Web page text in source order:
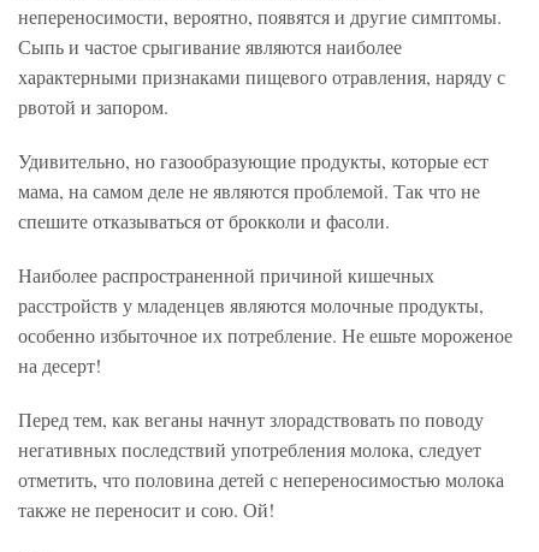
непереносимости, вероятно, появятся и другие симптомы.
Сыпь и частое срыгивание являются наиболее
характерными признаками пищевого отравления, наряду с
рвотой и запором.
Удивительно, но газообразующие продукты, которые ест
мама, на самом деле не являются проблемой. Так что не
спешите отказываться от брокколи и фасоли.
Наиболее распространенной причиной кишечных
расстройств у младенцев являются молочные продукты,
особенно избыточное их потребление. Не ешьте мороженое
на десерт!
Перед тем, как веганы начнут злорадствовать по поводу
негативных последствий употребления молока, следует
отметить, что половина детей с непереносимостью молока
также не переносит и сою. Ой!